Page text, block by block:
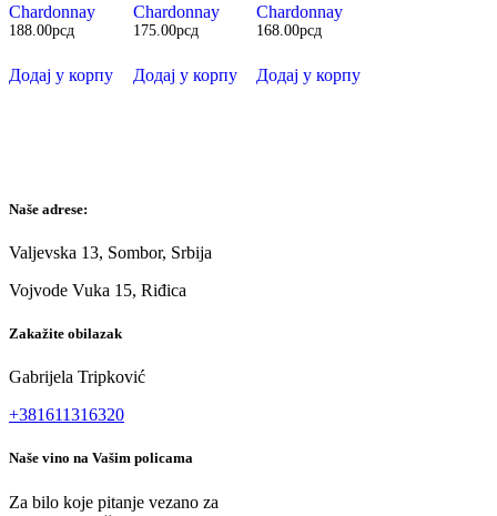
Chardonnay
188.00рсд
Додај у корпу
Chardonnay
175.00рсд
Додај у корпу
Chardonnay
168.00рсд
Додај у корпу
Naše adrese:
Valjevska 13, Sombor, Srbija
Vojvode Vuka 15, Riđica
Zakažite obilazak
Gabrijela Tripković
+381611316320
Naše vino na Vašim policama
Za bilo koje pitanje vezano za